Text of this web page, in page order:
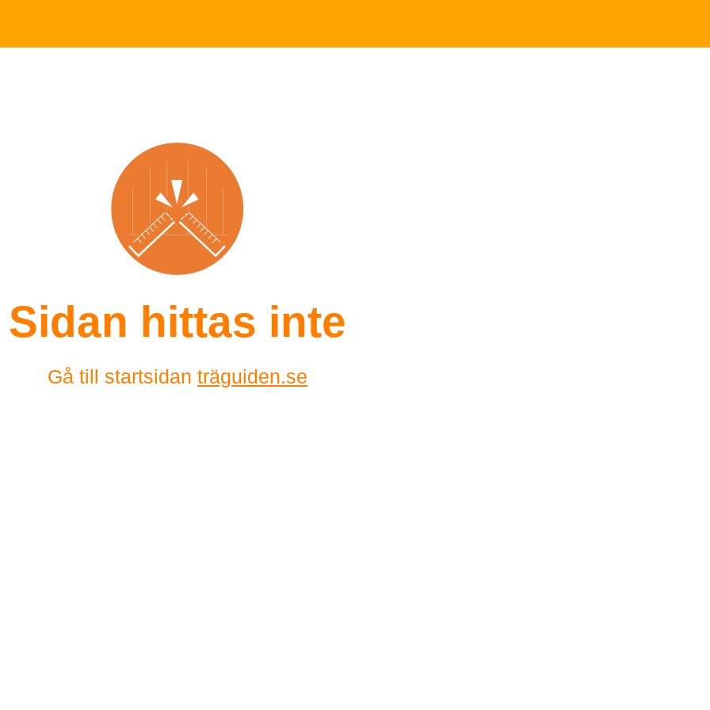
Sidan hittas inte
Gå till startsidan träguiden.se